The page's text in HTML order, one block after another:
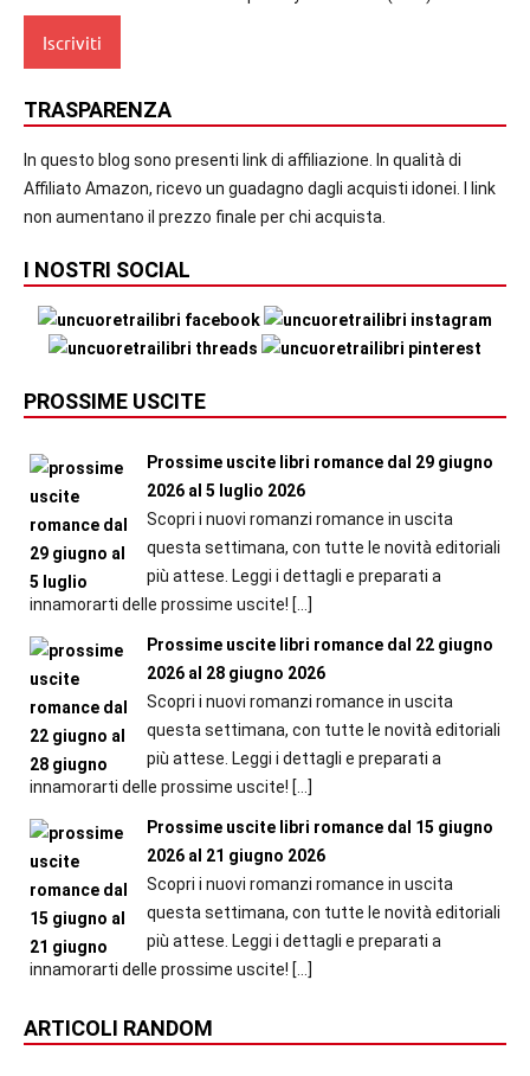
TRASPARENZA
In questo blog sono presenti link di affiliazione. In qualità di
Affiliato Amazon, ricevo un guadagno dagli acquisti idonei. I link
non aumentano il prezzo finale per chi acquista.
I NOSTRI SOCIAL
PROSSIME USCITE
Prossime uscite libri romance dal 29 giugno
2026 al 5 luglio 2026
Scopri i nuovi romanzi romance in uscita
questa settimana, con tutte le novità editoriali
più attese. Leggi i dettagli e preparati a
innamorarti delle prossime uscite! […]
Prossime uscite libri romance dal 22 giugno
2026 al 28 giugno 2026
Scopri i nuovi romanzi romance in uscita
questa settimana, con tutte le novità editoriali
più attese. Leggi i dettagli e preparati a
innamorarti delle prossime uscite! […]
Prossime uscite libri romance dal 15 giugno
2026 al 21 giugno 2026
Scopri i nuovi romanzi romance in uscita
questa settimana, con tutte le novità editoriali
più attese. Leggi i dettagli e preparati a
innamorarti delle prossime uscite! […]
ARTICOLI RANDOM